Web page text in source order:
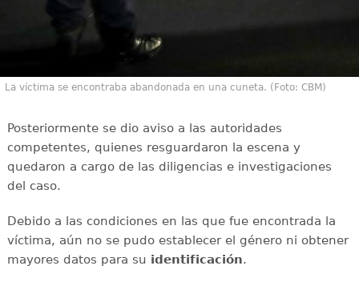
La víctima se encontraba abandonada en una cuneta. (Foto: CBM)
Posteriormente se dio aviso a las autoridades
competentes, quienes resguardaron la escena y
quedaron a cargo de las diligencias e investigaciones
del caso.
Debido a las condiciones en las que fue encontrada la
víctima, aún no se pudo establecer el género ni obtener
mayores datos para su identificación.